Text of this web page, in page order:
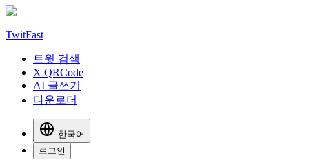
TwitFast
트윗 검색
X QRCode
AI 글쓰기
다운로더
한국어
로그인